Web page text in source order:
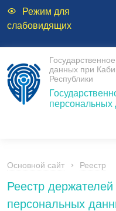
Режим для
слабовидящих
данных при
Республики
персональных
Основной сайт Реестр
Реестр
персональных